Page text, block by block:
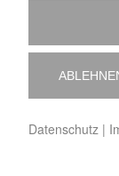
Januar
Datenschutz |